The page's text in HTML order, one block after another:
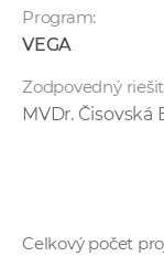
Program:
VEGA
Zodpovedný
MVDr. Čisovská
Celkový počet